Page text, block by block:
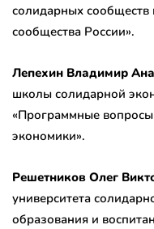
солидарных сообществ
сообщества России».
Лепехин Владимир
школы солидарной
«Программные
экономики».
Решетников Олег
университета
образования и